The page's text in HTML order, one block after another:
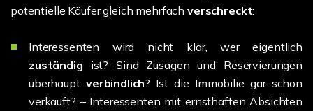
potentielle Käufer gleich mehrfach verschreckt:
Interessenten wird nicht klar, wer eigentlich
zuständig ist? Sind Zusagen und Reservierungen
überhaupt verbindlich? Ist die Immobilie gar schon
verkauft? – Interessenten mit ernsthaften Absichten